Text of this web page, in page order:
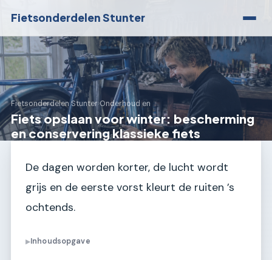
Fietsonderdelen Stunter
Fietsonderdelen Stunter›Onderhoud en
Fiets opslaan voor winter: bescherming
en conservering klassieke fiets
De dagen worden korter, de lucht wordt
grijs en de eerste vorst kleurt de ruiten ’s
ochtends.
▶Inhoudsopgave